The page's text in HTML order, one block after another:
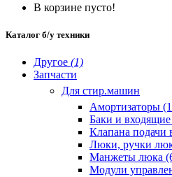
В корзине пусто!
Каталог б/у техники
Другое (1)
Запчасти
Для стир.машин
Амортизаторы
Баки и входящие
Клапана подачи
Люки, ручки
Манжеты люка
Модули